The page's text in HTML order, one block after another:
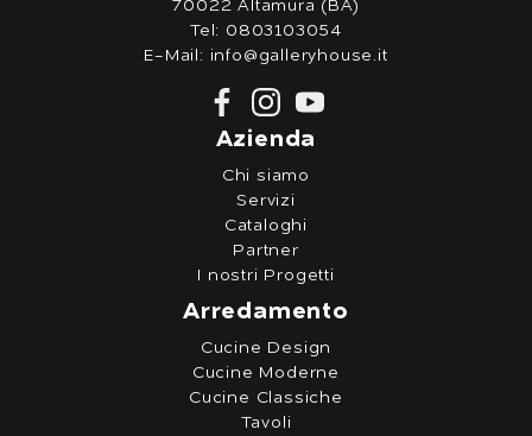
70022 Altamura (BA)
Tel: 0803103054
E-Mail: info@galleryhouse.it
Azienda
Chi siamo
Servizi
Cataloghi
Partner
I nostri Progetti
Arredamento
Cucine Design
Cucine Moderne
Cucine Classiche
Tavoli